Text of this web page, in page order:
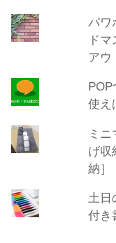
パワ
ド
アウ
使え
ミ
げ収
納］
土日
付き